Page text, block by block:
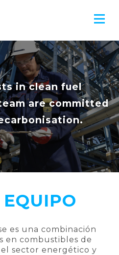
in clean fuel
are committed
es una combinación
en combustibles de
sector energético y